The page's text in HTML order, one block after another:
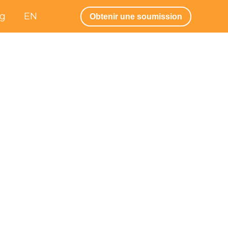
EN Obtenir une soumission